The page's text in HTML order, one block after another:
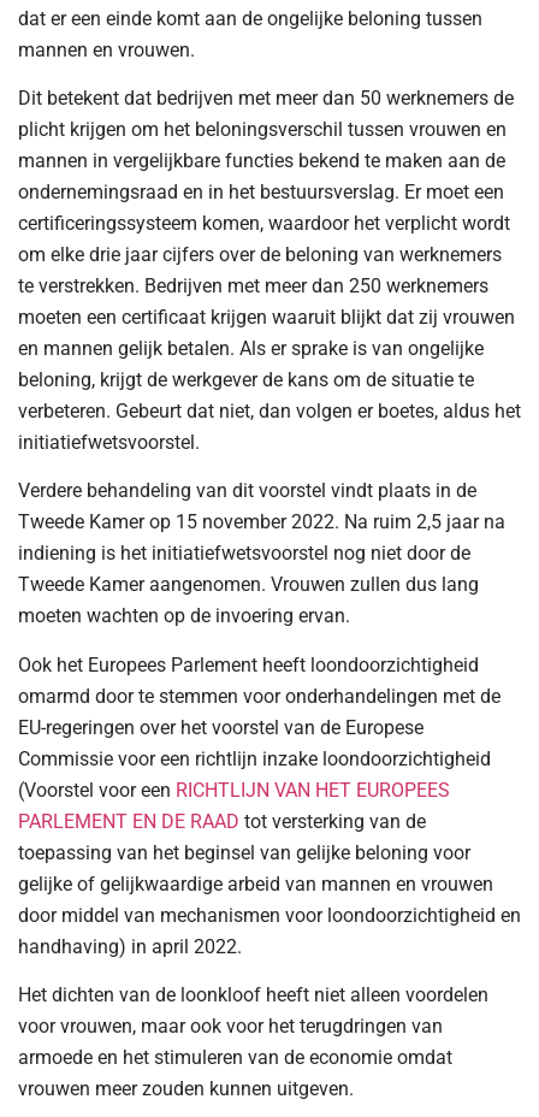
dat er een einde komt aan de ongelijke beloning tussen
mannen en vrouwen.
Dit betekent dat bedrijven met meer dan 50 werknemers de
plicht krijgen om het beloningsverschil tussen vrouwen en
mannen in vergelijkbare functies bekend te maken aan de
ondernemingsraad en in het bestuursverslag. Er moet een
certificeringssysteem komen, waardoor het verplicht wordt
om elke drie jaar cijfers over de beloning van werknemers
te verstrekken. Bedrijven met meer dan 250 werknemers
moeten een certificaat krijgen waaruit blijkt dat zij vrouwen
en mannen gelijk betalen. Als er sprake is van ongelijke
beloning, krijgt de werkgever de kans om de situatie te
verbeteren. Gebeurt dat niet, dan volgen er boetes, aldus het
initiatiefwetsvoorstel.
Verdere behandeling van dit voorstel vindt plaats in de
Tweede Kamer op 15 november 2022. Na ruim 2,5 jaar na
indiening is het initiatiefwetsvoorstel nog niet door de
Tweede Kamer aangenomen. Vrouwen zullen dus lang
moeten wachten op de invoering ervan.
Ook het Europees Parlement heeft loondoorzichtigheid
omarmd door te stemmen voor onderhandelingen met de
EU-regeringen over het voorstel van de Europese
Commissie voor een richtlijn inzake loondoorzichtigheid
(Voorstel voor een RICHTLIJN VAN HET EUROPEES
PARLEMENT EN DE RAAD tot versterking van de
toepassing van het beginsel van gelijke beloning voor
gelijke of gelijkwaardige arbeid van mannen en vrouwen
door middel van mechanismen voor loondoorzichtigheid en
handhaving) in april 2022.
Het dichten van de loonkloof heeft niet alleen voordelen
voor vrouwen, maar ook voor het terugdringen van
armoede en het stimuleren van de economie omdat
vrouwen meer zouden kunnen uitgeven.